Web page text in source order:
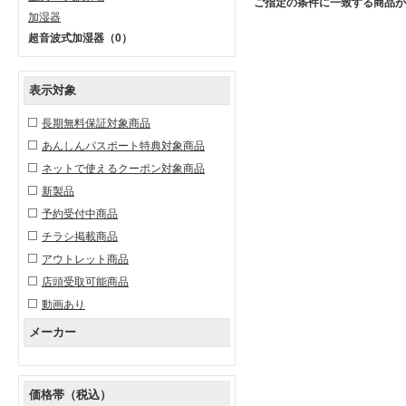
加湿器
超音波式加湿器 （0）
表示対象
長期無料保証対象商品
あんしんパスポート特典対象商品
ネットで使えるクーポン対象商品
新製品
予約受付中商品
チラシ掲載商品
アウトレット商品
店頭受取可能商品
動画あり
メーカー
価格帯（税込）
ご指定の条件に一致する商品